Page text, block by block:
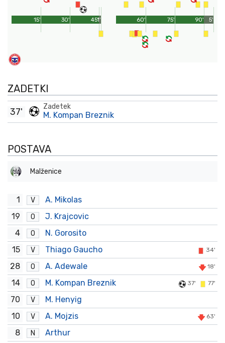
45'
15' 30' 1' 90'
60' 75' 5'
ZADETKI
Zadetek
M. Kompan Breznik
37'
POSTAVA
Malženice
1 V
A. Mikolas
19
O
J. Krajcovic
4
O
N. Gorosito
15
V Thiago Gaucho 34'
28 O A. Adewale 18'
14 O M. Kompan Breznik 37' 77'
70 V
M. Henyig
10
V A. Mojzis 63'
8 N
Arthur